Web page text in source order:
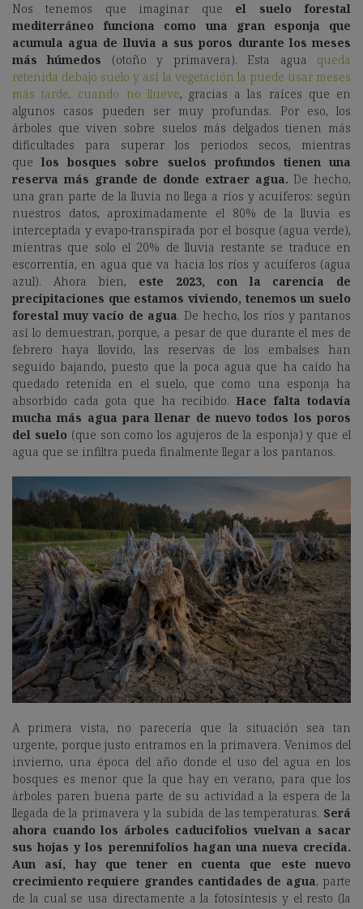
Nos tenemos que imaginar que
el suelo forestal
mediterráneo funciona como una gran esponja que
acumula agua de lluvia a sus poros durante los meses
más húmedos
(otoño y primavera). Esta agua
queda
retenida debajo suelo y así la vegetación la puede usar meses
más tarde, cuando no llueve, gracias a las raíces que en
algunos casos pueden ser muy profundas. Por eso, los
árboles que viven sobre suelos más delgados tienen más
dificultades para superar los periodos secos, mientras
que los bosques sobre suelos profundos tienen una
reserva más grande de donde extraer agua. De hecho,
una gran parte de la lluvia no llega a ríos y acuíferos: según
nuestros datos, aproximadamente el 80% de la lluvia es
interceptada y evapo-transpirada por el bosque (agua verde),
mientras que solo el 20% de lluvia restante se traduce en
escorrentía, en agua que va hacia los ríos y acuíferos (agua
azul). Ahora bien,
este 2023, con la carencia de
precipitaciones que estamos viviendo, tenemos un suelo
forestal muy vacío de agua. De hecho, los ríos y pantanos
así lo demuestran, porque, a pesar de que durante el mes de
febrero haya llovido, las reservas de los embalses han
seguido bajando, puesto que la poca agua que ha caído ha
quedado retenida en el suelo, que como una esponja ha
absorbido cada gota que ha recibido. Hace falta todavía
mucha más agua para llenar de nuevo todos los poros
del suelo (que son como los agujeros de la esponja) y que el
agua que se infiltra pueda finalmente llegar a los pantanos.
A primera vista, no parecería que la situación sea tan
urgente, porque justo entramos en la primavera. Venimos del
invierno, una época del año donde el uso del agua en los
bosques es menor que la que hay en verano, para que los
árboles paren buena parte de su actividad a la espera de la
llegada de la primavera y la subida de las temperaturas. Será
ahora cuando los árboles caducifolios vuelvan a sacar
sus hojas y los perennifolios hagan una nueva crecida.
Aun así, hay que tener en cuenta que este nuevo
crecimiento requiere grandes cantidades de agua, parte
de la cual se usa directamente a la fotosíntesis y el resto (la